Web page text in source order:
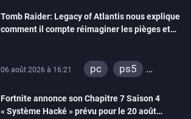
switch 2
Tomb Raider: Legacy of Atlantis nous explique
comment il compte réimaginer les pièges et
06 août 2026 à 16:21 pc
ps5
switch 2
Fortnite annonce son Chapitre 7 Saison 4
« Système Hacké » prévu pour le 20 août